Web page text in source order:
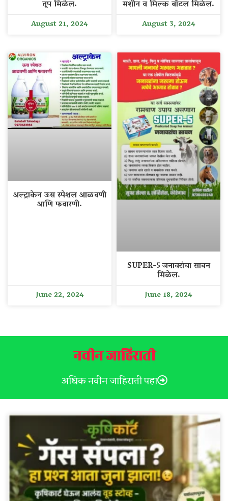
तूप मिळेल.
August 21, 2024
मशीन व मिल्क बॉटल मिळेल.
August 3, 2024
अल्ट्राकेन ऊस स्पेशल आळवणी
आणि फवारणी.
June 22, 2024
SUPER-5 जनावरांचा साबन
मिळेल.
June 18, 2024
नवीन जाहिराती
अधिक नवीन जाहिराती पहा